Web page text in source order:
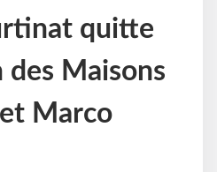
quitte
des Maisons
Marco